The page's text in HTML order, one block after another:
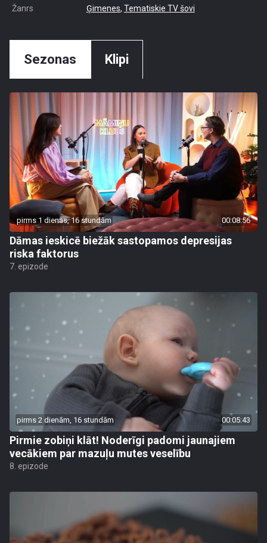
Žanrs Ģimenes, Tematiskie TV šovi
Sezonas Klipi
pirms 1 dienas, 16 stundām 00:08:56
Dāmas ieskicē biežāk sastopamos depresijas
riska faktorus
7. epizode
pirms 2 dienām, 16 stundām 00:05:43
Pirmie zobiņi klāt! Noderīgi padomi jaunajiem
vecākiem par mazuļu mutes veselību
8. epizode